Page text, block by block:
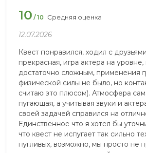
10 / 10 Средняя оценка
12.07.2026
Квест понравился, ходил с
прекрасная, игра актера на уровне,
достаточно сложным, применения
физической силы не было, но
считаю это плюсом). Атмосфера
пугающая, а учитывая звуки и
своей задачей справился на
Единственное что я хотел бы
что квест не испугает так сильно
пугливых, возможно, мы просто не